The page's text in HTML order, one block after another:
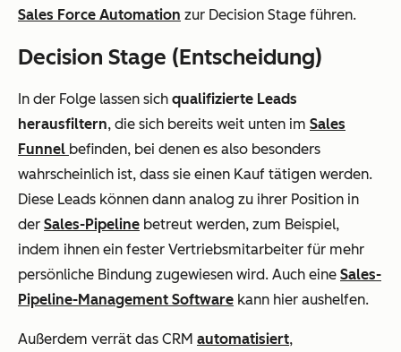
Sales Force Automation zur Decision Stage führen.
Decision Stage (Entscheidung)
In der Folge lassen sich qualifizierte Leads
herausfiltern, die sich bereits weit unten im Sales
Funnel befinden, bei denen es also besonders
wahrscheinlich ist, dass sie einen Kauf tätigen werden.
Diese Leads können dann analog zu ihrer Position in
der Sales-Pipeline betreut werden, zum Beispiel,
indem ihnen ein fester Vertriebsmitarbeiter für mehr
persönliche Bindung zugewiesen wird. Auch eine Sales-
Pipeline-Management Software kann hier aushelfen.
Außerdem verrät das CRM automatisiert,